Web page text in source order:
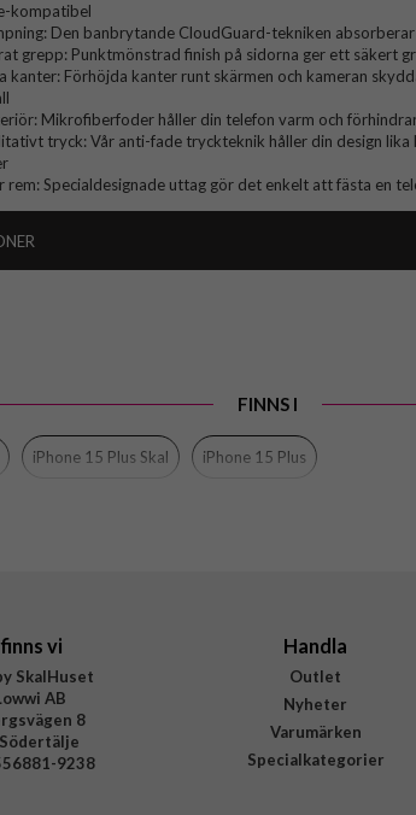
kompatibel
Den banbrytande CloudGuard-tekniken
grepp: Punktmönstrad finish på sidorna ger ett säkert
kanter: Förhöjda kanter runt skärmen och kameran
Mikrofiberfoder håller din telefon varm och
tryck: Vår anti-fade tryckteknik håller din design lika
rem: Specialdesignade uttag gör det enkelt att fästa en
FINNS I
iPhone 15 Plus Skal iPhone 15 Plus
vi
SkalHuset
AB
8
9238
Handla
Outlet
Nyheter
Varumärken
Specialkategorier